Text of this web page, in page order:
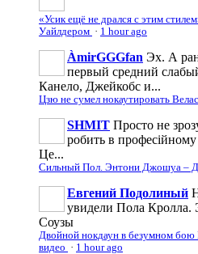
«Усик ещё не дрался с этим
Уайлдером · 1 hour ago
ÀmirGGGfan Эх. А
первый средний
Канело, Джейкобс и...
Цзю не сумел нокаутировать
SHMIT Просто не
робить в професійному
Це...
Сильный Пол. Энтони Джошуа –
Евгений Подолиный
увидели Пола Кролла.
Соузы
Двойной нокдаун в безумном
видео · 1 hour ago